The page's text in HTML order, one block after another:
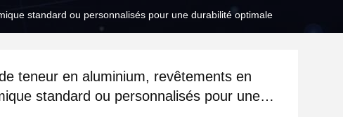
standard ou personnalisés pour une durabilité optimale
teneur en aluminium, revêtements en
standard ou personnalisés pour une